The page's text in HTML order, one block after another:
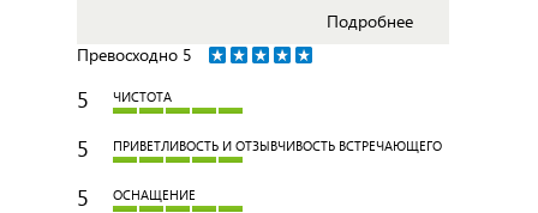
Подробнее
Превосходно 5
5 ЧИСТОТА
5 ПРИВЕТЛИВОСТЬ И ОТЗЫВЧИВОСТЬ ВСТРЕЧАЮЩЕГО
5 ОСНАЩЕНИЕ